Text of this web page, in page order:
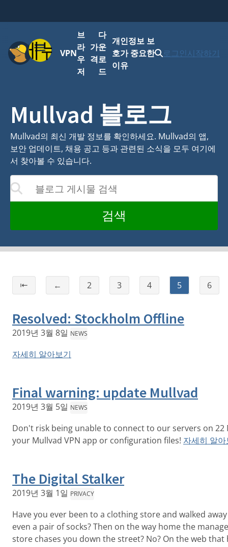
메뉴VPN
브
라
우
저
가
격
다
운
로
드
개인정보 보
호가 중요한
이유
로그인시작하기
Mullvad 블로그
Mullvad의 최신 개발 정보를 확인하세요. Mullvad의 앱,
보안 업데이트, 채용 공고 등과 관련된 소식을 모두 여기에
서 찾아볼 수 있습니다.
블로그 게시물 검색
업데이트됩니다
검색
⇤ ← 2 3 4 5 6
Resolved: Stockholm Offline
2019년 3월 8일 NEWS
자세히 알아보기
Final warning: update Mullvad
2019년 3월 5일 NEWS
Don't risk being unable to connect to our servers on 22
your Mullvad VPN app or configuration files! 자세히 알
The Digital Stalker
2019년 3월 1일 PRIVACY
Have you ever been to a clothing store and walked
even a pair of socks? Then on the way home the
store chases you down the street? No? On the web that